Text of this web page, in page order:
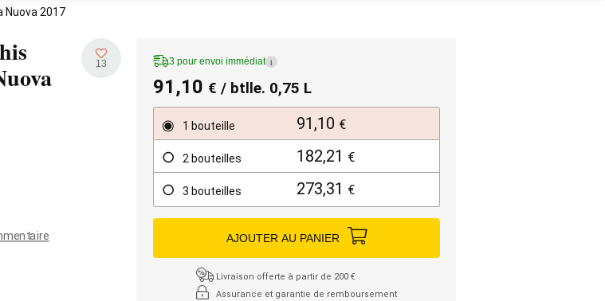
Nuova 2017
13 3 pour envoi immédiat i
91,10 € / btlle. 0,75 L
1 bouteille 91,10 €
2 bouteilles 182,21 €
3 bouteilles 273,31 €
AJOUTER AU PANIER
Livraison offerte à partir de 200 €
Assurance et garantie de remboursement